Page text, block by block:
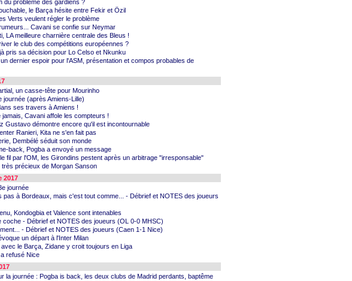
du problème des gardiens ?
le Barça hésite entre Fekir et Özil
Verts veulent régler le problème
Cavani se confie sur Neymar
LA meilleure charnière centrale des Bleus !
le club des compétitions européennes ?
pris sa décision pour Lo Celso et Nkunku
un dernier espoir pour l'ASM, présentation et compos probables de
un casse-tête pour Mourinho
journée (après Amiens-Lille)
ses travers à Amiens !
jamais, Cavani affole les compteurs !
Gustavo démontre encore qu'il est incontournable
Ranieri, Kita ne s'en fait pas
Dembélé séduit son monde
back, Pogba a envoyé un message
fil par l'OM, les Girondins pestent après un arbitrage "irresponsable"
très précieux de Morgan Sanson
2017
journée
pas à Bordeaux, mais c'est tout comme... - Débrief et NOTES des joueurs
Kondogbia et Valence sont intenables
coche - Débrief et NOTES des joueurs (OL 0-0 MHSC)
- Débrief et NOTES des joueurs (Caen 1-1 Nice)
un départ à l'Inter Milan
avec le Barça, Zidane y croit toujours en Liga
a refusé Nice
la journée : Pogba is back, les deux clubs de Madrid perdants, baptême